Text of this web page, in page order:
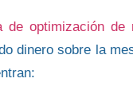
de optimización de
dinero sobre la